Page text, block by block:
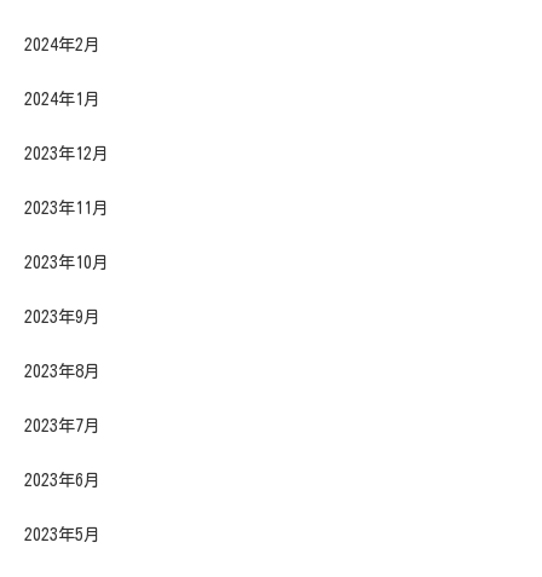
2024年2月
2024年1月
2023年12月
2023年11月
2023年10月
2023年9月
2023年8月
2023年7月
2023年6月
2023年5月